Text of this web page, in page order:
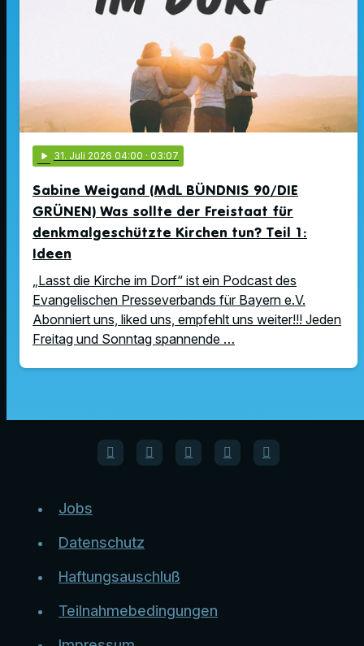
play_arrow 31. Juli 2026 04:00 · 03:07
Sabine Weigand (MdL BÜNDNIS 90/DIE
GRÜNEN) Was sollte der Freistaat für
denkmalgeschützte Kirchen tun? Teil 1:
Ideen
„Lasst die Kirche im Dorf“ ist ein Podcast des
Evangelischen Presseverbands für Bayern e.V.
Abonniert uns, liked uns, empfehlt uns weiter!!! Jeden
Freitag und Sonntag spannende …
Jobs
Datenschutz
Haftungsauschluß
Teilnahmebedingungen